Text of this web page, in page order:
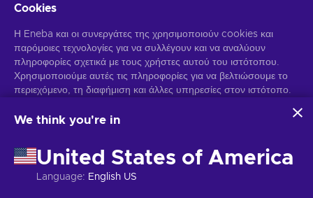
Λάβετε προσωποποιημένες προσφορές για παιχνίδια
Γραφτείτε συνδρομητής
Μπορείτε να απεγγραφείτε οποιαδήποτε στιγμή. Επισκεφθείτε την
Ειδοποίηση Απορρήτουγια περισσότερες πληροφορίες.
Cookies
Η Eneba και οι συνεργάτες της χρησιμοποιούν cookies και
παρόμοιες τεχνολογίες για να συλλέγουν και να αναλύουν
πληροφορίες σχετικά με τους χρήστες αυτού του ιστότοπου.
Χρησιμοποιούμε αυτές τις πληροφορίες για να βελτιώσουμε το
περιεχόμενο, τη διαφήμιση και άλλες υπηρεσίες στον ιστότοπο.
χρησιμοποιηθούν για την εξατομίκευση διαφημίσεων.
αυτών των τεχνολογιών από την Eneba και τους συνεργάτες
της. Μπορείτε να προσαρμόσετε τη συγκατάθεσή σας κάνοντας
κλικ στην επιλογή "Προσαρμογή".
We think you're in
United States of America
Language: English US